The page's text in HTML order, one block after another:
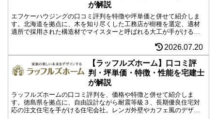
が解説
エフケーハウジングの口コミ評判を特徴や坪単価と併せて紹介しま
す。北海道を拠点に、木を知り尽くした工務店が樹種を選定、適材
適所で採用された構造材でマイスターと呼ばれる大工が手がける自
2026.07.20
【ラッフルズホーム】口コミ評
判・坪単価・特徴・性能を宅建士
が解説
ラッフルズホームの口コミ評判を、価格や特徴と併せて紹介しま
す。徳島県を拠点に、自由設計ながら耐震等級３、長期優良住宅対
応の注文住宅を手がける住宅会社。レンガ外壁やカフェ風のデザイ